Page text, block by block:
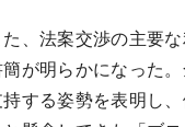
た、法案交渉の主要
が明らかになった
する姿勢を表明し